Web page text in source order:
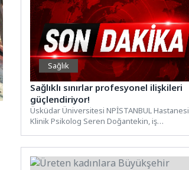
Sağlık
Sağlıklı sınırlar profesyonel ilişkileri
güçlendiriyor!
Üsküdar Üniversitesi NPİSTANBUL Hastanesi
Klinik Psikolog Seren Doğantekin, iş